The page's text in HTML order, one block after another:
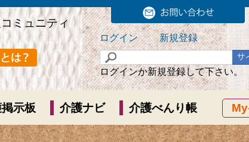
ミュニティ
ログイン 新規登録
ログインか新規登録して下さい。
示板 介護ナビ 介護べんり帳